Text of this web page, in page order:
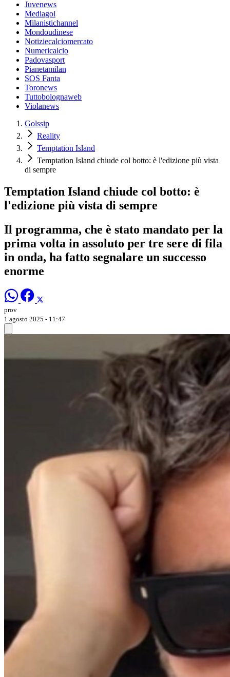
Juvenews
Mediagol
Milanistichannel
Mondoudinese
Notiziecalciomercato
Numericalcio
Padovasport
Pianetamilan
SOS Fanta
Toronews
Tuttobolognaweb
Violanews
Golssip
Reality
Temptation Island
Temptation Island chiude col botto: è l'edizione più vista
di sempre
Temptation Island chiude col botto: è
l'edizione più vista di sempre
Il programma, che è stato mandato per la
prima volta in assoluto per tre sere di fila
in onda, ha fatto segnalare un successo
enorme
prov
1 agosto 2025 - 11:47